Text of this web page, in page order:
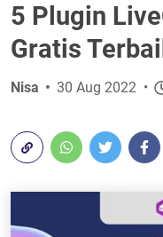
5 Plugin
Gratis
Nisa 30 Aug 2022